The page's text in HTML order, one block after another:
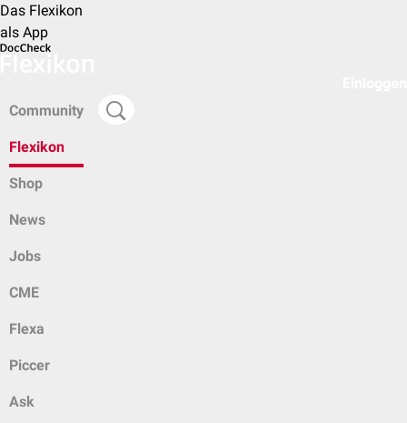
Das Flexikon
als App
Community
Flexikon
Shop
News
Jobs
CME
Flexa
Piccer
Ask